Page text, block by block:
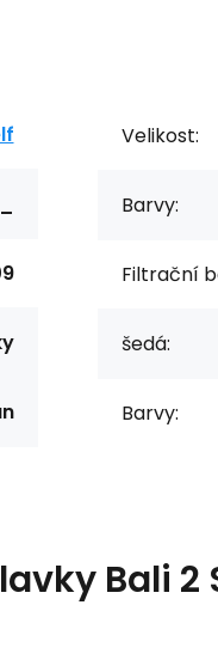
Velikost:
Barvy:
Filtrační
šedá:
Barvy:
Bali 2